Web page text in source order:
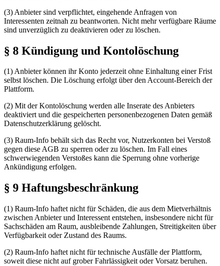
(3) Anbieter sind verpflichtet, eingehende Anfragen von
Interessenten zeitnah zu beantworten. Nicht mehr verfügbare Räume
sind unverzüglich zu deaktivieren oder zu löschen.
§ 8 Kündigung und Kontolöschung
(1) Anbieter können ihr Konto jederzeit ohne Einhaltung einer Frist
selbst löschen. Die Löschung erfolgt über den Account-Bereich der
Plattform.
(2) Mit der Kontolöschung werden alle Inserate des Anbieters
deaktiviert und die gespeicherten personenbezogenen Daten gemäß
Datenschutzerklärung gelöscht.
(3) Raum-Info behält sich das Recht vor, Nutzerkonten bei Verstoß
gegen diese AGB zu sperren oder zu löschen. Im Fall eines
schwerwiegenden Verstoßes kann die Sperrung ohne vorherige
Ankündigung erfolgen.
§ 9 Haftungsbeschränkung
(1) Raum-Info haftet nicht für Schäden, die aus dem Mietverhältnis
zwischen Anbieter und Interessent entstehen, insbesondere nicht für
Sachschäden am Raum, ausbleibende Zahlungen, Streitigkeiten über
Verfügbarkeit oder Zustand des Raums.
(2) Raum-Info haftet nicht für technische Ausfälle der Plattform,
soweit diese nicht auf grober Fahrlässigkeit oder Vorsatz beruhen.